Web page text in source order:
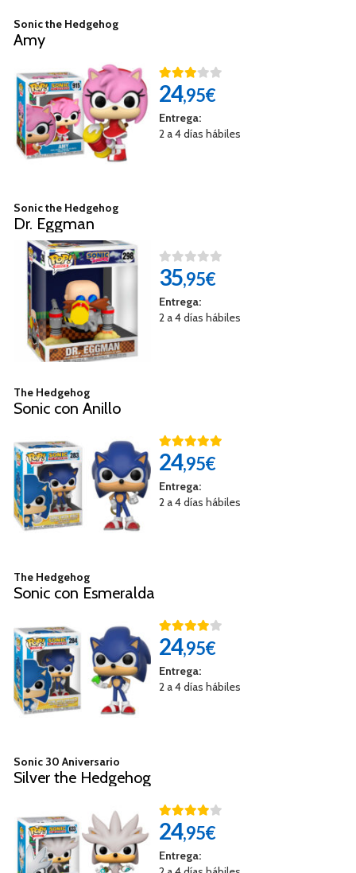
Sonic the Hedgehog
Amy
24,95€
Entrega:
2 a 4 días hábiles
Sonic the Hedgehog
Dr. Eggman
35,95€
Entrega:
2 a 4 días hábiles
The Hedgehog
Sonic con Anillo
24,95€
Entrega:
2 a 4 días hábiles
The Hedgehog
Sonic con Esmeralda
24,95€
Entrega:
2 a 4 días hábiles
Sonic 30 Aniversario
Silver the Hedgehog
24,95€
Entrega: